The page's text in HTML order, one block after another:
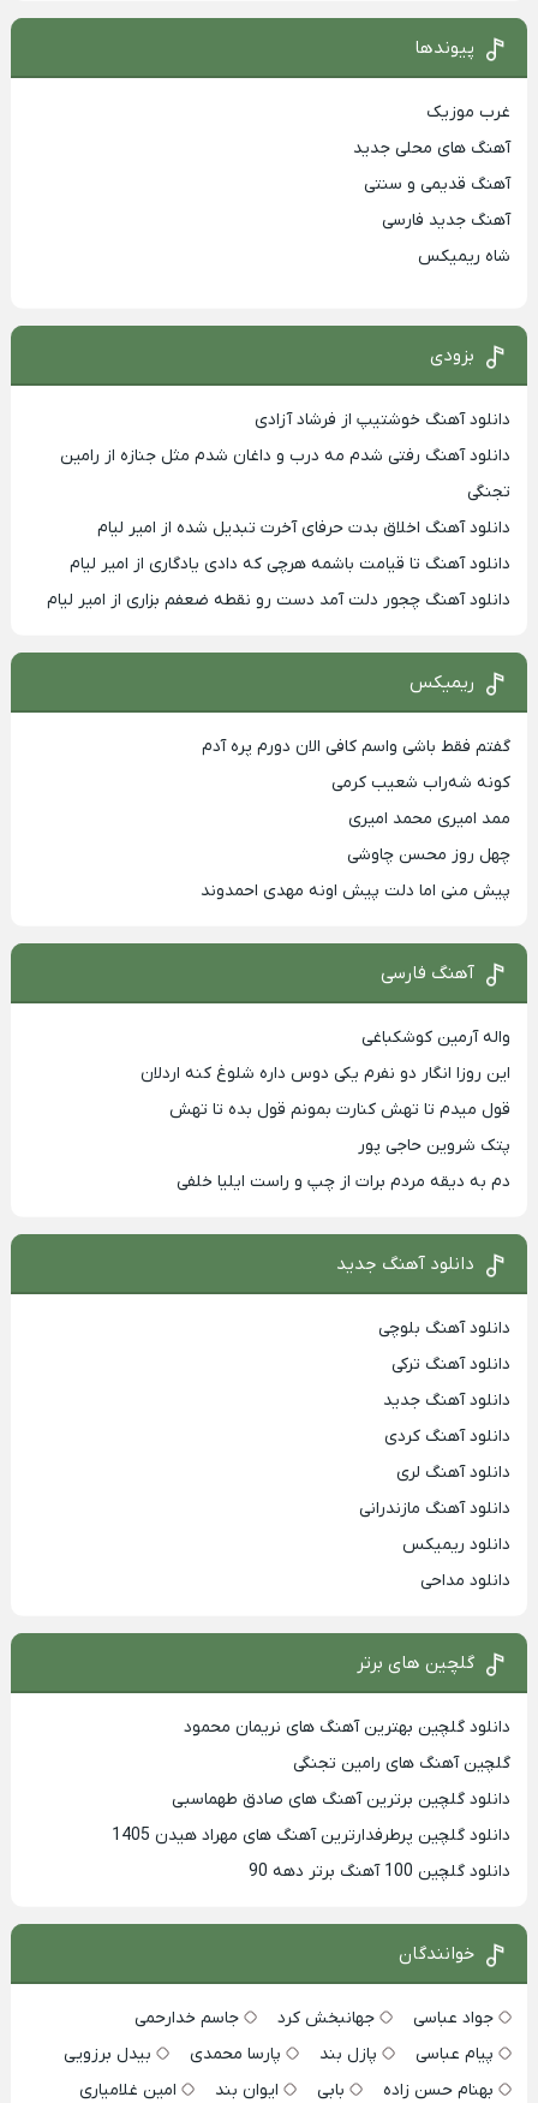
پیوندها
غرب موزیک
آهنگ های محلی جدید
آهنگ قدیمی و سنتی
آهنگ جدید فارسی
شاه ریمیکس
بزودی
دانلود آهنگ خوشتیپ از فرشاد آزادی
دانلود آهنگ رفتی شدم مه درب و داغان شدم مثل جنازه از رامین
تجنگی
دانلود آهنگ اخلاق بدت حرفای آخرت تبدیل شده از امیر لیام
دانلود آهنگ تا قیامت باشمه هرچی که دادی یادگاری از امیر لیام
دانلود آهنگ چجور دلت آمد دست رو نقطه ضعفم بزاری از امیر لیام
ریمیکس
گفتم فقط باشی واسم کافی الان دورم پره آدم
کونه شه‌راب شعیب کرمی
ممد امیری محمد امیری
چهل روز محسن چاوشی
پیش منی اما دلت پیش اونه مهدی احمدوند
آهنگ فارسی
واله آرمین کوشکباغی
این روزا انگار دو نفرم یکی دوس داره شلوغ کنه اردلان
قول میدم تا تهش کنارت بمونم قول بده تا تهش
پتک شروین حاجی پور
دم به دیقه مردم برات از چپ و راست ایلیا خلفی
دانلود آهنگ جدید
دانلود آهنگ بلوچی
دانلود آهنگ ترکی
دانلود آهنگ جدید
دانلود آهنگ کردی
دانلود آهنگ لری
دانلود آهنگ مازندرانی
دانلود ریمیکس
دانلود مداحی
گلچین های برتر
دانلود گلچین بهترین آهنگ های نریمان محمود
گلچین آهنگ های رامین تجنگی
دانلود گلچین برترین آهنگ های صادق طهماسبی
دانلود گلچین پرطرفدارترین آهنگ های مهراد هیدن 1405
دانلود گلچین 100 آهنگ برتر دهه 90
خوانندگان
جواد عباسی جهانبخش کرد
جاسم خدارحمی
پیام عباسی
پازل بند پارسا محمدی
بیدل برزویی
بهنام حسن زاده
بابی ایوان بند
امین غلامیاری